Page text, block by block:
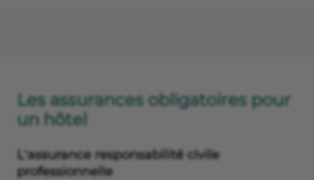
Les assurances obligatoires pour
un hôtel
L'assurance responsabilité civile
professionnelle